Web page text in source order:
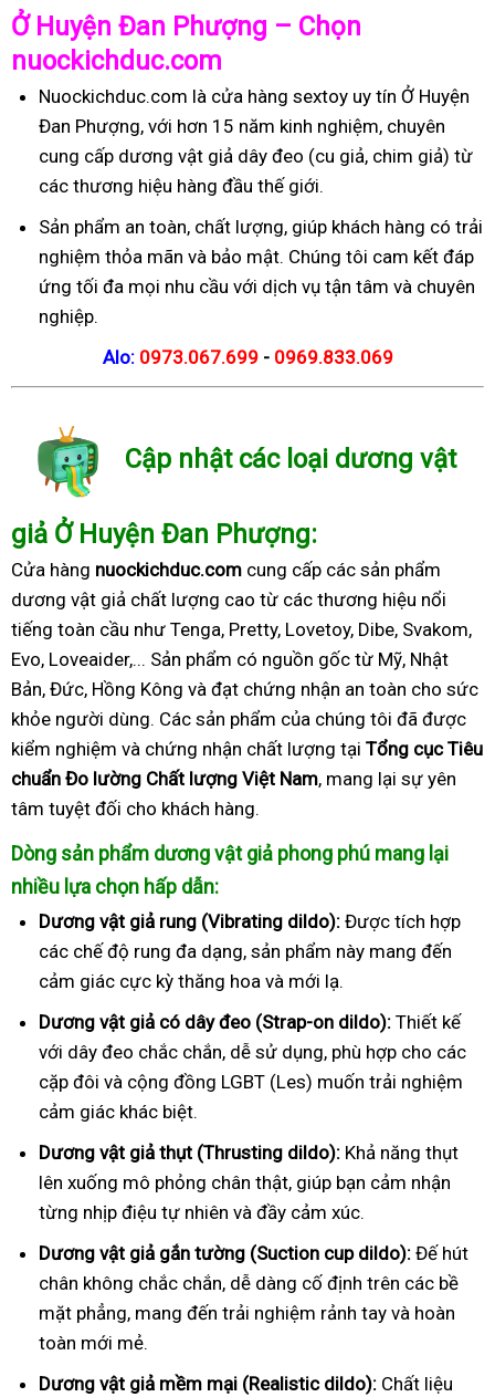
Ở Huyện Đan Phượng – Chọn
nuockichduc.com
Nuockichduc.com là cửa hàng sextoy uy tín Ở Huyện
Đan Phượng, với hơn 15 năm kinh nghiệm, chuyên
cung cấp dương vật giả dây đeo (cu giả, chim giả) từ
các thương hiệu hàng đầu thế giới.
Sản phẩm an toàn, chất lượng, giúp khách hàng có trải
nghiệm thỏa mãn và bảo mật. Chúng tôi cam kết đáp
ứng tối đa mọi nhu cầu với dịch vụ tận tâm và chuyên
nghiệp.
Alo:0973.067.699 - 0969.833.069
Cập nhật các loại dương vật
giả Ở Huyện Đan Phượng:
Cửa hàng nuockichduc.com cung cấp các sản phẩm
dương vật giả chất lượng cao từ các thương hiệu nổi
tiếng toàn cầu như Tenga, Pretty, Lovetoy, Dibe, Svakom,
Evo, Loveaider,... Sản phẩm có nguồn gốc từ Mỹ, Nhật
Bản, Đức, Hồng Kông và đạt chứng nhận an toàn cho sức
khỏe người dùng. Các sản phẩm của chúng tôi đã được
kiểm nghiệm và chứng nhận chất lượng tại Tổng cục Tiêu
chuẩn Đo lường Chất lượng Việt Nam, mang lại sự yên
tâm tuyệt đối cho khách hàng.
Dòng sản phẩm dương vật giả phong phú mang lại
nhiều lựa chọn hấp dẫn:
Dương vật giả rung (Vibrating dildo): Được tích hợp
các chế độ rung đa dạng, sản phẩm này mang đến
cảm giác cực kỳ thăng hoa và mới lạ.
Dương vật giả có dây đeo (Strap-on dildo): Thiết kế
với dây đeo chắc chắn, dễ sử dụng, phù hợp cho các
cặp đôi và cộng đồng LGBT (Les) muốn trải nghiệm
cảm giác khác biệt.
Dương vật giả thụt (Thrusting dildo): Khả năng thụt
lên xuống mô phỏng chân thật, giúp bạn cảm nhận
từng nhịp điệu tự nhiên và đầy cảm xúc.
Dương vật giả gắn tường (Suction cup dildo): Đế hút
chân không chắc chắn, dễ dàng cố định trên các bề
mặt phẳng, mang đến trải nghiệm rảnh tay và hoàn
toàn mới mẻ.
Dương vật giả mềm mại (Realistic dildo): Chất liệu